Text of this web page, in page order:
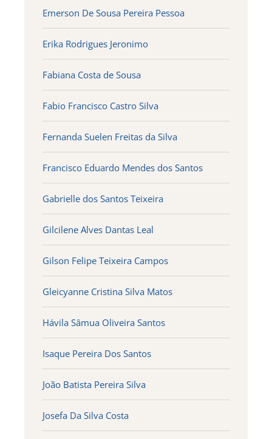
Emerson De Sousa Pereira Pessoa
Erika Rodrigues Jeronimo
Fabiana Costa de Sousa
Fabio Francisco Castro Silva
Fernanda Suelen Freitas da Silva
Francisco Eduardo Mendes dos Santos
Gabrielle dos Santos Teixeira
Gilcilene Alves Dantas Leal
Gilson Felipe Teixeira Campos
Gleicyanne Cristina Silva Matos
Hávila Sâmua Oliveira Santos
Isaque Pereira Dos Santos
João Batista Pereira Silva
Josefa Da Silva Costa